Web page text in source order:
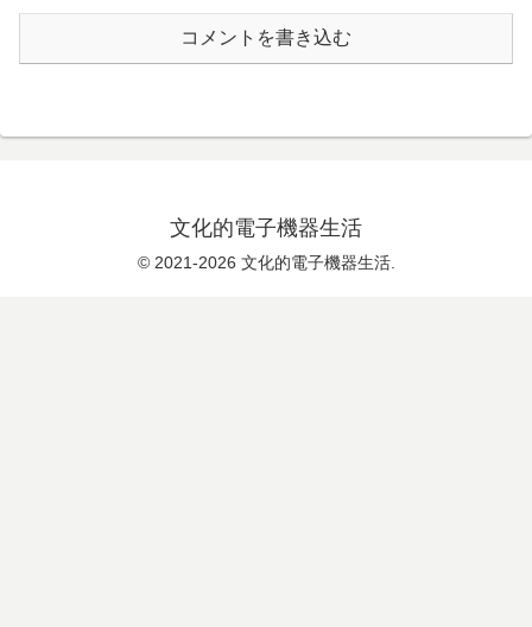
コメントを書き込む
文化的電子機器生活
© 2021-2026 文化的電子機器生活.